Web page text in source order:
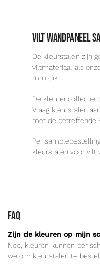
Vilt wandpaneel
De kleurstalen zijn
viltmateriaal als
mm dik.
De kleurencollectie
Vraag kleurstalen
met de betreffende
Per
kleurstalen voor vilt
FAQ
Zijn de kleuren op mijn
Nee, kleuren kunnen per
we om kleurstalen te